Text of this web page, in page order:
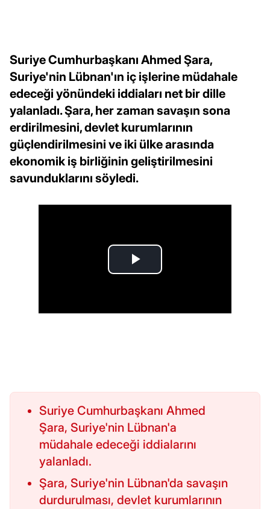
Suriye Cumhurbaşkanı Ahmed Şara,
Suriye'nin Lübnan'ın iç işlerine müdahale
edeceği yönündeki iddiaları net bir dille
yalanladı. Şara, her zaman savaşın sona
erdirilmesini, devlet kurumlarının
güçlendirilmesini ve iki ülke arasında
ekonomik iş birliğinin geliştirilmesini
savunduklarını söyledi.
Suriye Cumhurbaşkanı Ahmed
Şara, Suriye'nin Lübnan'a
müdahale edeceği iddialarını
yalanladı.
Şara, Suriye'nin Lübnan'da savaşın
durdurulması, devlet kurumlarının